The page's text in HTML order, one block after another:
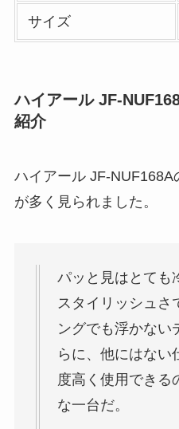
サイズ
ハイアール JF-
紹介
ハイアール JF-
が多く見られました。
パッと見はとても
スタイリッシュさ
ングでも浮かない
らに、他にはない
度高く使用できる
な一台だ。